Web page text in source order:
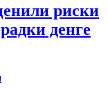
риски
денге